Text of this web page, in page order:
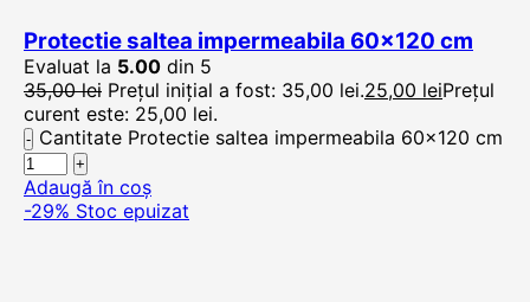
Protectie saltea impermeabila 60×120 cm
Evaluat la 5.00 din 5
35,00lei Prețul inițial a fost: 35,00 lei.25,00 leiPrețul
curent este: 25,00 lei.
Cantitate Protectie saltea impermeabila 60x120 cm
Adaugă în coș
-29% Stoc epuizat